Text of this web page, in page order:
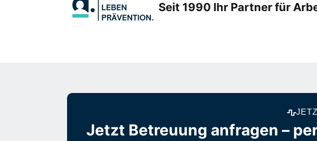
Seit 1990 Ihr Partner für
Jetzt Betreuung anfragen –